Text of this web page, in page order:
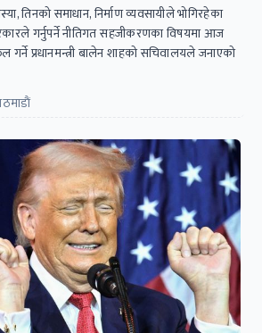
तिनको समाधान, निर्माण व्यवसायीले भोगिरहेका
गर्नुपर्ने नीतिगत सहजीकरणका विषयमा आज
गर्ने प्रधानमन्त्री बालेन शाहको सचिवालयले जनाएको